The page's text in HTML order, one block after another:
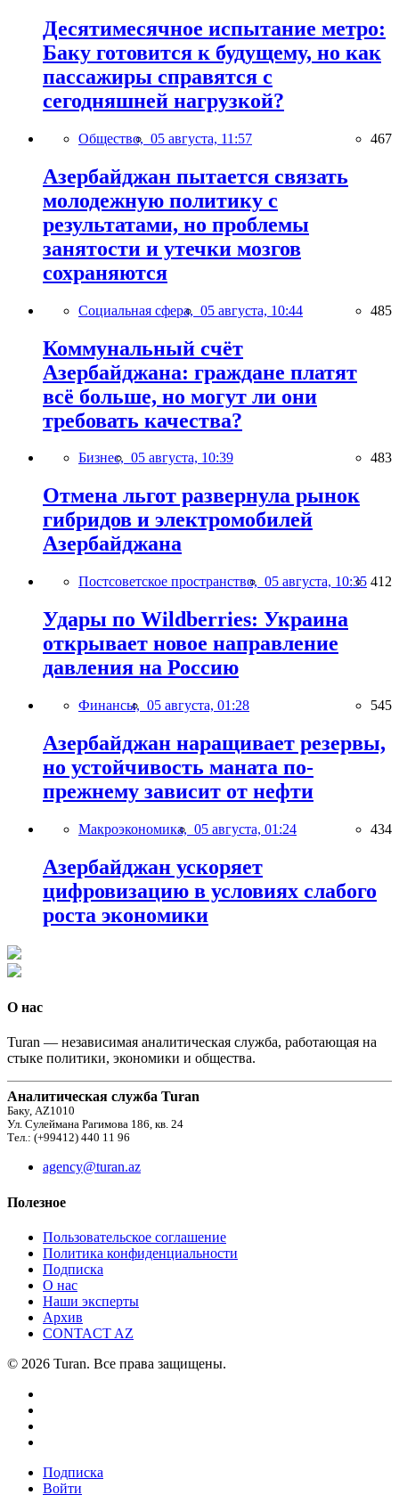
Десятимесячное испытание метро:
Баку готовится к будущему, но как
пассажиры справятся с
сегодняшней нагрузкой?
Общество, 05 августа, 11:57 467
Азербайджан пытается связать
молодежную политику с
результатами, но проблемы
занятости и утечки мозгов
сохраняются
Социальная сфера, 05 августа, 10:44 485
Коммунальный счёт
Азербайджана: граждане платят
всё больше, но могут ли они
требовать качества?
Бизнес, 05 августа, 10:39 483
Отмена льгот развернула рынок
гибридов и электромобилей
Азербайджана
Постсоветское пространство, 05 августа, 10:35 412
Удары по Wildberries: Украина
открывает новое направление
давления на Россию
Финансы, 05 августа, 01:28 545
Азербайджан наращивает резервы,
но устойчивость маната по-
прежнему зависит от нефти
Макроэкономика, 05 августа, 01:24 434
Азербайджан ускоряет
цифровизацию в условиях слабого
роста экономики
О нас
Turan — независимая аналитическая служба, работающая на
стыке политики, экономики и общества.
Аналитическая служба Turan
Баку, AZ1010
Ул. Сулеймана Рагимова 186, кв. 24
Тел.: (+99412) 440 11 96
agency@turan.az
Полезное
Пользовательское соглашение
Политика конфиденциальности
Подписка
О нас
Наши эксперты
Архив
CONTACT AZ
© 2026 Turan. Все права защищены.
Подписка
Войти